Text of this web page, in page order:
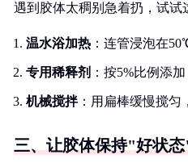
遇到胶体太稠别急着扔，试试
温水浴加热 ：连管浸泡在
专用稀释剂 ：按5%比例添
机械搅拌：用扁棒缓慢搅匀
三、让胶体保持"好状